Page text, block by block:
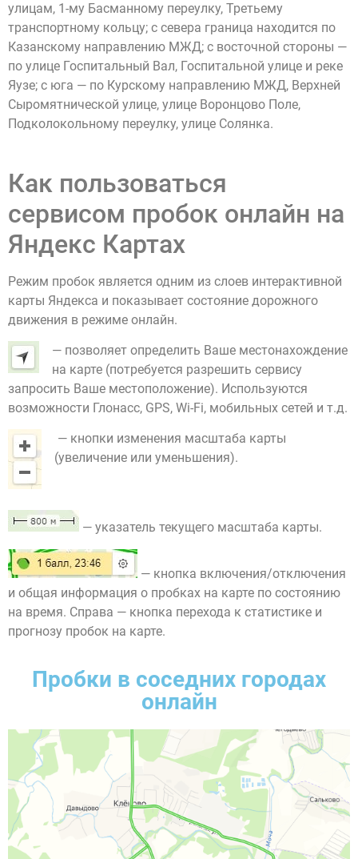
улицам, 1-му Басманному переулку, Третьему
транспортному кольцу; с севера граница находится по
Казанскому направлению МЖД; с восточной стороны —
по улице Госпитальный Вал, Госпитальной улице и реке
Яузе; с юга — по Курскому направлению МЖД, Верхней
Сыромятнической улице, улице Воронцово Поле,
Подколокольному переулку, улице Солянка.
Как пользоваться
сервисом пробок онлайн на
Яндекс Картах
Режим пробок является одним из слоев интерактивной
карты Яндекса и показывает состояние дорожного
движения в режиме онлайн.
— позволяет определить Ваше местонахождение
на карте (потребуется разрешить сервису
запросить Ваше местоположение). Используются
возможности Глонасс, GPS, Wi-Fi, мобильных сетей и т.д.
— кнопки изменения масштаба карты
(увеличение или уменьшения).
— указатель текущего масштаба карты.
— кнопка включения/отключения
и общая информация о пробках на карте по состоянию
на время. Справа — кнопка перехода к статистике и
прогнозу пробок на карте.
Пробки в соседних городах
онлайн